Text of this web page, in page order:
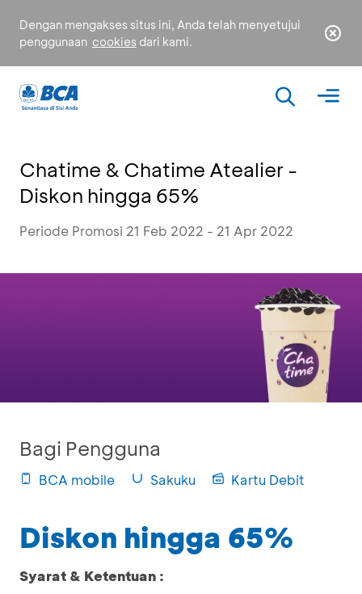
Dengan mengakses situs ini, Anda telah menyetujui
penggunaan cookies dari kami.
Chatime & Chatime Atealier -
Diskon hingga 65%
Periode Promosi 21 Feb 2022 - 21 Apr 2022
Bagi Pengguna
BCA mobile Sakuku Kartu Debit
Diskon hingga 65%
Syarat & Ketentuan :